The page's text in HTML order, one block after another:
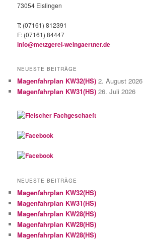
73054 Eislingen
T: (07161) 812391
F: (07161) 84447
info@metzgerei-weingaertner.de
NEUESTE BEITRÄGE
Magenfahrplan KW32(HS) 2. August 2026
Magenfahrplan KW31(HS) 26. Juli 2026
NEUESTE BEITRÄGE
Magenfahrplan KW32(HS)
Magenfahrplan KW31(HS)
Magenfahrplan KW28(HS)
Magenfahrplan KW28(HS)
Magenfahrplan KW28(HS)